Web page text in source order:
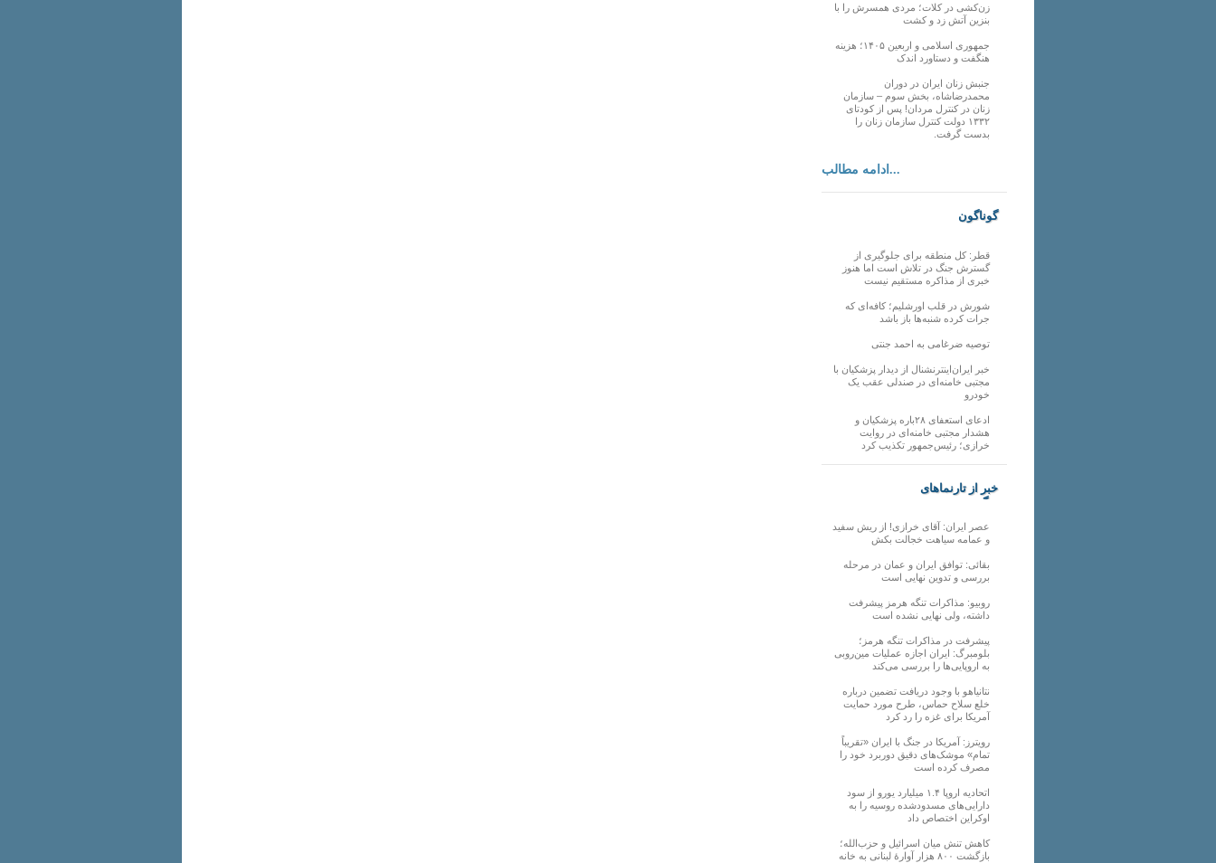
زن‌کشی در کلات؛ مردی همسرش را با
بنزین آتش زد و کشت
جمهوری اسلامی و اربعین ۱۴۰۵؛ هزینه
هنگفت و دستاورد اندک
جنبش زنان ایران در دوران
محمدرضاشاه، بخش سوم – سازمان
زنان در کنترل مردان! پس از کودتای
۱۳۳۲ دولت کنترل سازمان زنان را
بدست گرفت.
ادامه مطالب...
گوناگون
قطر: کل منطقه برای جلوگیری از
گسترش جنگ در تلاش است اما هنوز
خبری از مذاکره مستقیم نیست
شورش در قلب اورشلیم؛ کافه‌ای که
جرات کرده شنبه‌ها باز باشد
توصیه ضرغامی به احمد جنتی
خبر ایران‌اینترنشنال از دیدار پزشکیان با
مجتبی خامنه‌ای در صندلی عقب یک
خودرو
ادعای استعفای ۲۸باره پزشکیان و
هشدار مجتبی خامنه‌ای در روایت
خرازی؛ رئیس‌جمهور تکذیب کرد
خبر از تارنماهای
دیگر
عصر ایران: آقای خرازی! از ریش سفید
و عمامه سیاهت خجالت بکش
بقائی: توافق ایران و عمان در مرحله
بررسی و تدوین نهایی است
روبیو: مذاکرات تنگه هرمز پیشرفت
داشته، ولی نهایی نشده است
پیشرفت در مذاکرات تنگه هرمز؛
بلومبرگ: ایران اجازه عملیات مین‌روبی
به اروپایی‌ها را بررسی می‌کند
نتانیاهو با وجود دریافت تضمین درباره
خلع سلاح حماس، طرح مورد حمایت
آمریکا برای غزه را رد کرد
رویترز: آمریکا در جنگ با ایران «تقریباً
تمام» موشک‌های دقیق دوربرد خود را
مصرف کرده است
اتحادیه اروپا ۱.۴ میلیارد یورو از سود
دارایی‌های مسدودشده روسیه را به
اوکراین ‏اختصاص داد
کاهش تنش میان اسرائیل و حزب‌الله؛
بازگشت ۸۰۰ هزار آوارۀ لبنانی به خانه‌